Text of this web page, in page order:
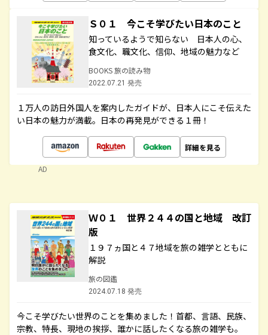
Ｓ０１ 今こそ学びたい日本のこと
知っているようで知らない 日本人の心、
食文化、職文化、信仰、地域の魅力など
BOOKS 旅の読み物
2022.07.21 発売
１万人の訪日外国人を案内したガイドが、日本人にこそ伝えた
い日本の魅力が満載。日本の再発見ができる１冊！
詳細を見る
AD
Ｗ０１ 世界２４４の国と地域 改訂
版
１９７ヵ国と４７地域を旅の雑学とともに
解説
旅の図鑑
2024.07.18 発売
今こそ学びたい世界のことを集めました！首都、言語、民族、
宗教、特長、現地の挨拶、誰かに話したくなる旅の雑学も。